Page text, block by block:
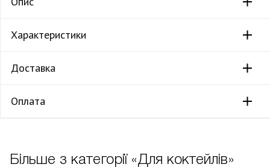
Характеристики
Доставка
Оплата
Більше з категорії «Для коктейлів»